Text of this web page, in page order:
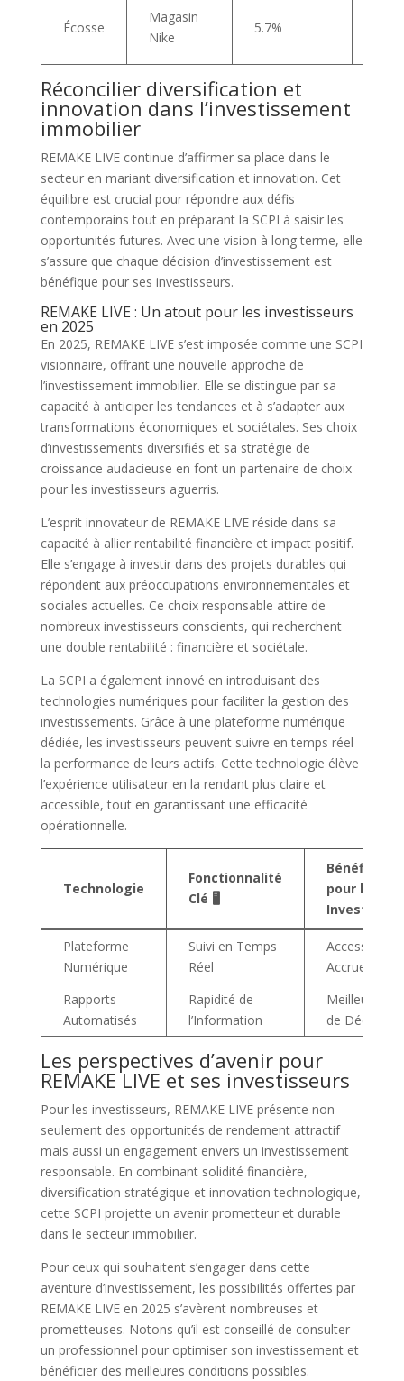
Écosse
Magasin
Nike
5.7%
Réconcilier diversification et
innovation dans l’investissement
immobilier
REMAKE LIVE continue d’affirmer sa place dans le
secteur en mariant diversification et innovation. Cet
équilibre est crucial pour répondre aux défis
contemporains tout en préparant la SCPI à saisir les
opportunités futures. Avec une vision à long terme, elle
s’assure que chaque décision d’investissement est
bénéfique pour ses investisseurs.
REMAKE LIVE : Un atout pour les investisseurs
en 2025
En 2025, REMAKE LIVE s’est imposée comme une SCPI
visionnaire, offrant une nouvelle approche de
l’investissement immobilier. Elle se distingue par sa
capacité à anticiper les tendances et à s’adapter aux
transformations économiques et sociétales. Ses choix
d’investissements diversifiés et sa stratégie de
croissance audacieuse en font un partenaire de choix
pour les investisseurs aguerris.
L’esprit innovateur de REMAKE LIVE réside dans sa
capacité à allier rentabilité financière et impact positif.
Elle s’engage à investir dans des projets durables qui
répondent aux préoccupations environnementales et
sociales actuelles. Ce choix responsable attire de
nombreux investisseurs conscients, qui recherchent
une double rentabilité : financière et sociétale.
La SCPI a également innové en introduisant des
technologies numériques pour faciliter la gestion des
investissements. Grâce à une plateforme numérique
dédiée, les investisseurs peuvent suivre en temps réel
la performance de leurs actifs. Cette technologie élève
l’expérience utilisateur en la rendant plus claire et
accessible, tout en garantissant une efficacité
opérationnelle.
Technologie
Fonctionnalité
Clé 🖥️
Bénéfice
pour les
Plateforme
Numérique
Suivi en Temps
Réel
Accessibilité
Accrue
Rapports
Automatisés
Rapidité de
l’Information
Meilleure
de Décision
Les perspectives d’avenir pour
REMAKE LIVE et ses investisseurs
Pour les investisseurs, REMAKE LIVE présente non
seulement des opportunités de rendement attractif
mais aussi un engagement envers un investissement
responsable. En combinant solidité financière,
diversification stratégique et innovation technologique,
cette SCPI projette un avenir prometteur et durable
dans le secteur immobilier.
Pour ceux qui souhaitent s’engager dans cette
aventure d’investissement, les possibilités offertes par
REMAKE LIVE en 2025 s’avèrent nombreuses et
prometteuses. Notons qu’il est conseillé de consulter
un professionnel pour optimiser son investissement et
bénéficier des meilleures conditions possibles.